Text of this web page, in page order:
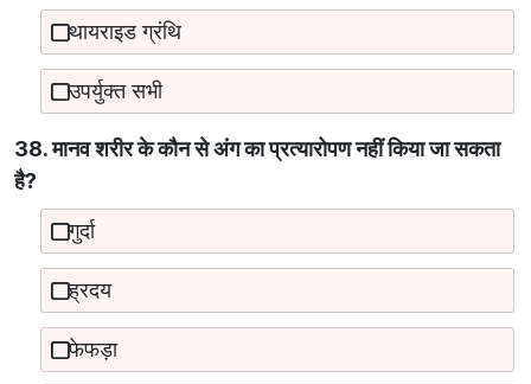
थायराइड ग्रंथि
उपर्युक्त सभी
38. मानव शरीर के कौन से अंग का प्रत्यारोपण नहीं किया जा सकता
है?
गुर्दा
ह्रदय
फेफड़ा